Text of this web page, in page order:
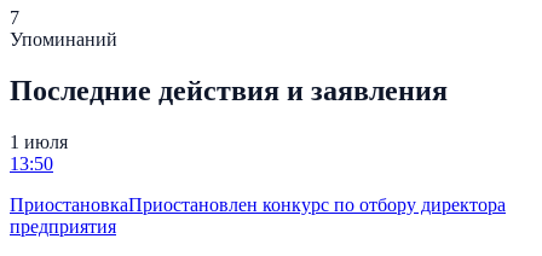
7
Упоминаний
Последние действия и заявления
1 июля
13:50
ПриостановкаПриостановлен конкурс по отбору директора
предприятия